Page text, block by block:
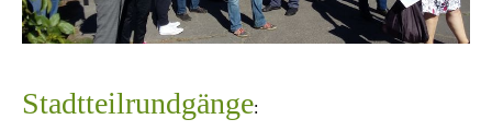
Stadtteilrundgänge: